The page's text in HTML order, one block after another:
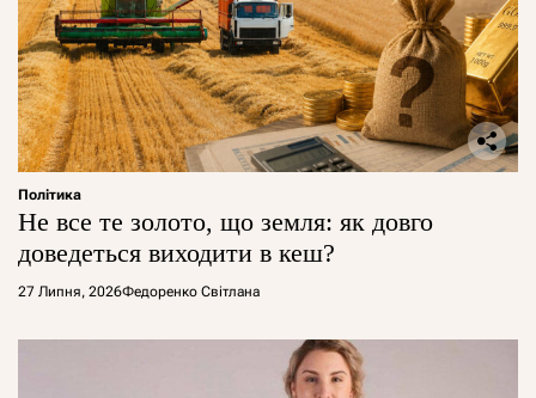
Політика
Не все те золото, що земля: як довго
доведеться виходити в кеш?
27 Липня, 2026Федоренко Світлана